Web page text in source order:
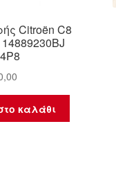
Citroën C8
καλάθι